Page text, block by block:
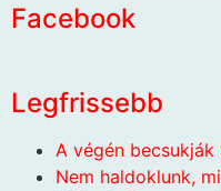
Facebook
Legfrissebb
A végén
Nem haldoklunk,